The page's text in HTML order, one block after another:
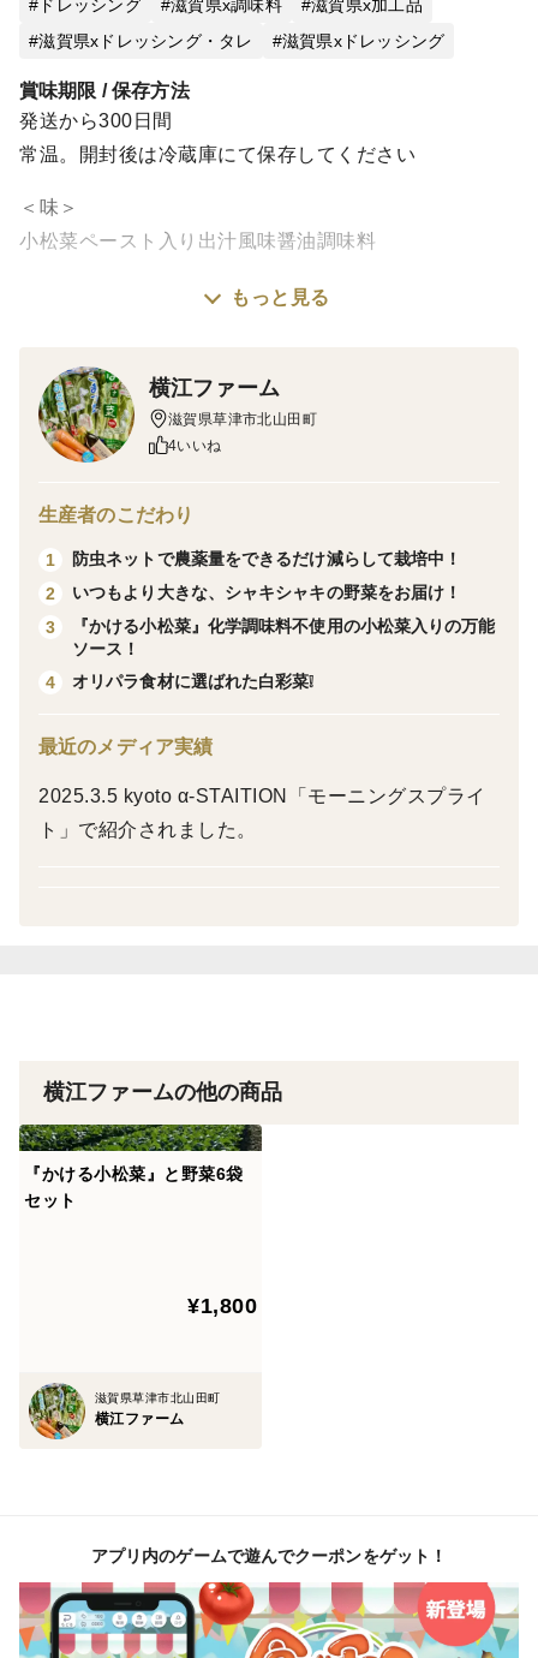
ドレッシング 滋賀県x調味料
滋賀県x加工品
滋賀県xドレッシング・タレ
滋賀県xドレッシング
賞味期限 / 保存方法
発送から300日間
常温。開封後は冷蔵庫にて保存してください
＜味＞
小松菜ペースト入り出汁風味醤油調味料
まず、小松菜を切って、かけて食べてみてください。
それから
卵かけごはん・納豆・冷奴・カルパッチョやバンバン
ジー
チャーハンやポテトサラダにもひとかけ
化学調味不使用で健康に気を遣われる皆様にも安心して
ご使用して頂けるように作った「こだわり」の逸品。お
もっと見る
横江ファーム
滋賀県草津市北山田町
4いいね
生産者のこだわり
1
防虫ネットで農薬量をできるだけ減らして栽培中！
2
いつもより大きな、シャキシャキの野菜をお届け！
3
『かける小松菜』化学調味料不使用の小松菜入りの万能
ソース！
4
オリパラ食材に選ばれた白彩菜❕
最近のメディア実績
2025.3.5 kyoto α-STAITION「モーニングスプライ
ト」で紹介されました。
横江ファームの他の商品
『かける小松菜』と野菜6袋
セット
¥1,800
滋賀県草津市北山田町
横江ファーム
アプリ内のゲームで遊んでクーポンをゲット！